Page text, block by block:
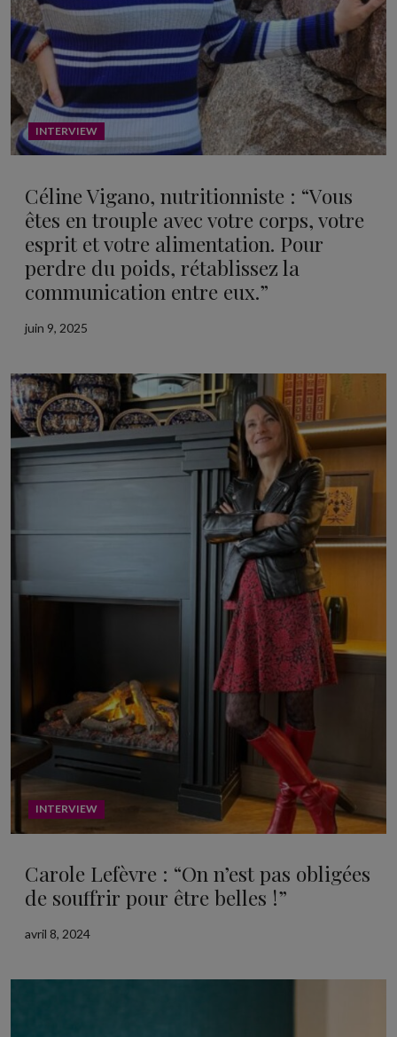
INTERVIEW
Céline Vigano, nutritionniste : “Vous
êtes en trouple avec votre corps, votre
esprit et votre alimentation. Pour
perdre du poids, rétablissez la
communication entre eux.”
juin 9, 2025
INTERVIEW
Carole Lefèvre : “On n’est pas obligées
de souffrir pour être belles !”
avril 8, 2024